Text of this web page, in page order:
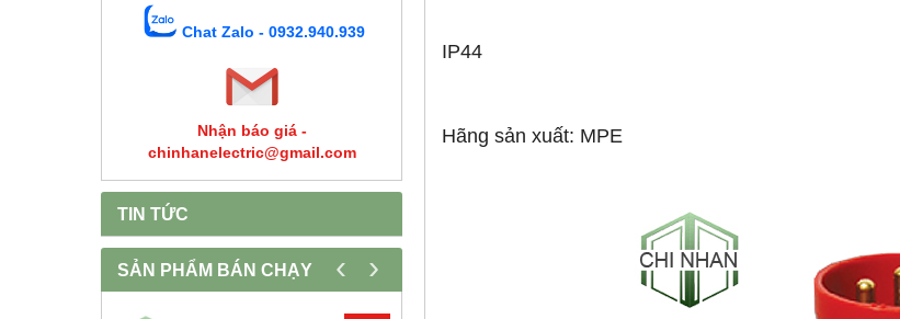
Chat Zalo - 0932.940.939
Nhận báo giá -
chinhanelectric@gmail.com
TIN TỨC
SẢN PHẨM BÁN CHẠY ‹ ›
IP44
Hãng sản xuất: MPE